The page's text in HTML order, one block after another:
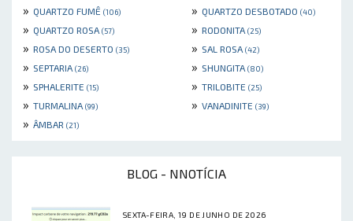
» QUARTZO FUMÊ (106) » QUARTZO DESBOTADO (40)
» QUARTZO ROSA (57) » RODONITA (25)
» ROSA DO DESERTO (35) » SAL ROSA (42)
» SEPTARIA (26) » SHUNGITA (80)
» SPHALERITE (15) » TRILOBITE (25)
» TURMALINA (99) » VANADINITE (39)
» ÂMBAR (21)
BLOG - NNOTÍCIA
SEXTA-FEIRA, 19 DE JUNHO DE 2026